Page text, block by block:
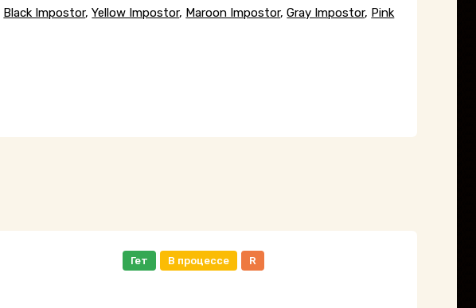
Black Impostor,Yellow Impostor, Maroon Impostor,Gray Impostor, Pink
Гет В процессе R